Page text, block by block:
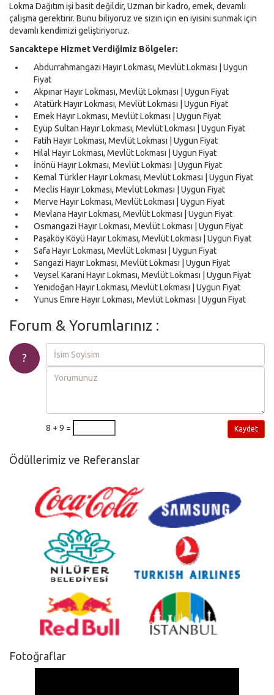
Lokma Dağıtım işi basit değildir, Uzman bir kadro, emek, devamlı
çalışma gerektirir. Bunu biliyoruz ve sizin için en iyisini sunmak için
devamlı kendimizi geliştiriyoruz.
Sancaktepe Hizmet Verdiğimiz Bölgeler:
Abdurrahmangazi Hayır Lokması, Mevlüt Lokması | Uygun
Fiyat
Akpınar Hayır Lokması, Mevlüt Lokması | Uygun Fiyat
Atatürk Hayır Lokması, Mevlüt Lokması | Uygun Fiyat
Emek Hayır Lokması, Mevlüt Lokması | Uygun Fiyat
Eyüp Sultan Hayır Lokması, Mevlüt Lokması | Uygun Fiyat
Fatih Hayır Lokması, Mevlüt Lokması | Uygun Fiyat
Hilal Hayır Lokması, Mevlüt Lokması | Uygun Fiyat
İnönü Hayır Lokması, Mevlüt Lokması | Uygun Fiyat
Kemal Türkler Hayır Lokması, Mevlüt Lokması | Uygun Fiyat
Meclis Hayır Lokması, Mevlüt Lokması | Uygun Fiyat
Merve Hayır Lokması, Mevlüt Lokması | Uygun Fiyat
Mevlana Hayır Lokması, Mevlüt Lokması | Uygun Fiyat
Osmangazi Hayır Lokması, Mevlüt Lokması | Uygun Fiyat
Paşaköy Köyü Hayır Lokması, Mevlüt Lokması | Uygun Fiyat
Safa Hayır Lokması, Mevlüt Lokması | Uygun Fiyat
Sarıgazi Hayır Lokması, Mevlüt Lokması | Uygun Fiyat
Veysel Karani Hayır Lokması, Mevlüt Lokması | Uygun Fiyat
Yenidoğan Hayır Lokması, Mevlüt Lokması | Uygun Fiyat
Yunus Emre Hayır Lokması, Mevlüt Lokması | Uygun Fiyat
Forum & Yorumlarınız :
?
8 + 9 = Kaydet
Ödüllerimiz ve Referanslar
Fotoğraflar